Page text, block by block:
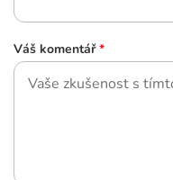
Váš komentář *